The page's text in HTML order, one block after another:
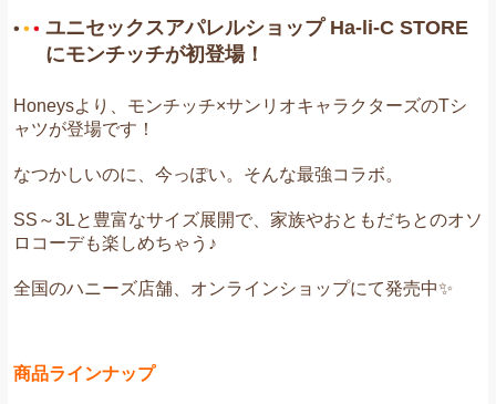
ユニセックスアパレルショップ Ha-li-C STORE
にモンチッチが初登場！
Honeysより、モンチッチ×サンリオキャラクターズのTシ
ャツが登場です！
なつかしいのに、今っぽい。そんな最強コラボ。
SS～3Lと豊富なサイズ展開で、家族やおともだちとのオソ
ロコーデも楽しめちゃう♪
全国のハニーズ店舗、オンラインショップにて発売中✨
商品ラインナップ